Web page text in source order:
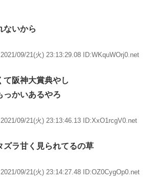
ないから
2021/09/21(火) 23:13:29.08 ID:WKquWOrj0.net
て阪神大賞典やし
っかいあるやろ
2021/09/21(火) 23:13:46.13 ID:XxO1rcgV0.net
ズラ甘く見られてるの草
2021/09/21(火) 23:14:27.48 ID:OZ0CygOp0.net